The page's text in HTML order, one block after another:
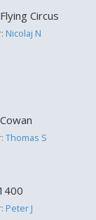
Circus
Nicolaj N
Thomas S
Peter J